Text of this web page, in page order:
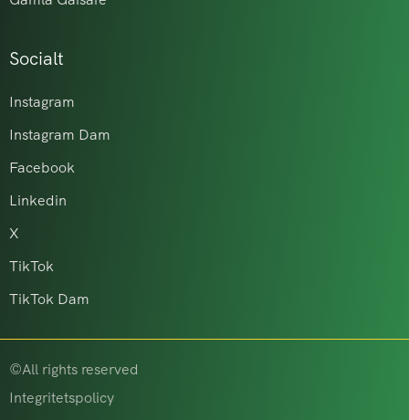
Socialt
Instagram
Instagram Dam
Facebook
Linkedin
X
TikTok
TikTok Dam
©All rights reserved
Integritetspolicy